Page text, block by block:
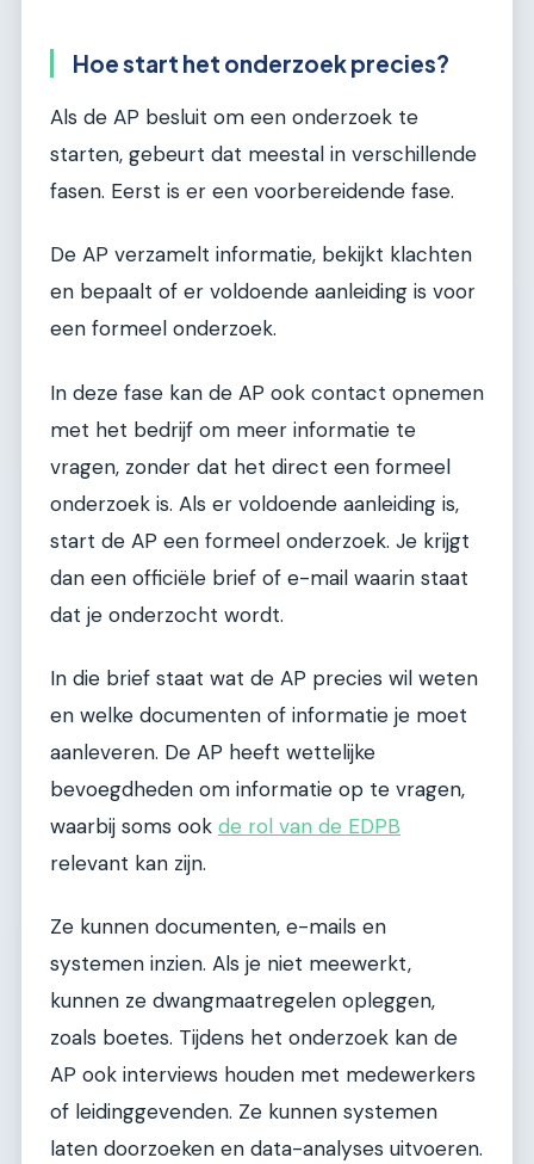
Hoe start het onderzoek precies?
Als de AP besluit om een onderzoek te
starten, gebeurt dat meestal in verschillende
fasen. Eerst is er een voorbereidende fase.
De AP verzamelt informatie, bekijkt klachten
en bepaalt of er voldoende aanleiding is voor
een formeel onderzoek.
In deze fase kan de AP ook contact opnemen
met het bedrijf om meer informatie te
vragen, zonder dat het direct een formeel
onderzoek is. Als er voldoende aanleiding is,
start de AP een formeel onderzoek. Je krijgt
dan een officiële brief of e-mail waarin staat
dat je onderzocht wordt.
In die brief staat wat de AP precies wil weten
en welke documenten of informatie je moet
aanleveren. De AP heeft wettelijke
bevoegdheden om informatie op te vragen,
waarbij soms ook de rol van de EDPB
relevant kan zijn.
Ze kunnen documenten, e-mails en
systemen inzien. Als je niet meewerkt,
kunnen ze dwangmaatregelen opleggen,
zoals boetes. Tijdens het onderzoek kan de
AP ook interviews houden met medewerkers
of leidinggevenden. Ze kunnen systemen
laten doorzoeken en data-analyses uitvoeren.